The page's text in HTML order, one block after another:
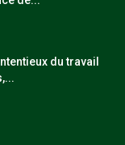
du travail